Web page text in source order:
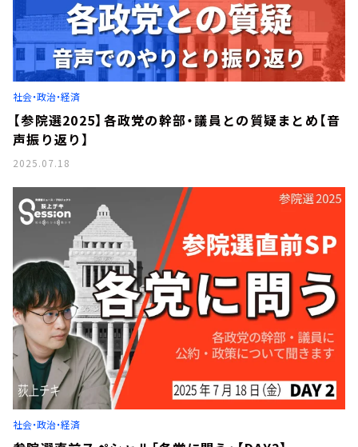
社会・政治・経済
【参院選2025】各政党の幹部・議員との質疑まとめ【音
声振り返り】
2025.07.18
社会・政治・経済